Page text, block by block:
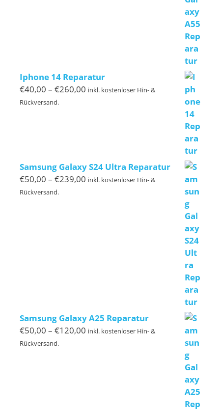
Iphone 14 Reparatur
€40,00 – €260,00 Preisspanne:
inkl. kostenloser Hin- &
Rückversand.
Samsung Galaxy S24 Ultra Reparatur
€50,00 – €239,00 Preisspanne:
inkl. kostenloser Hin- &
Rückversand.
Samsung Galaxy A25 Reparatur
€50,00 – €120,00 Preisspanne:
inkl. kostenloser Hin- &
Rückversand.